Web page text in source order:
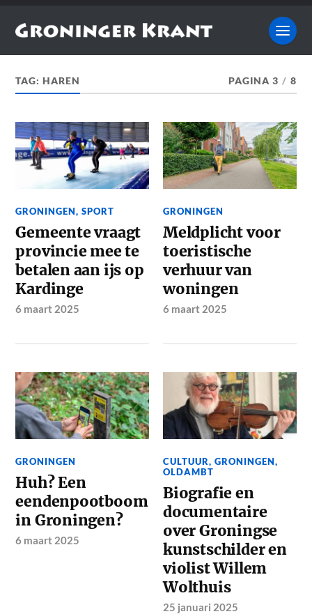
TAG:HAREN PAGINA 3 / 8
GRONINGEN,SPORT
Gemeente vraagt
provincie mee te
betalen aan ijs op
Kardinge
6 maart 2025
GRONINGEN
Meldplicht voor
toeristische
verhuur van
woningen
6 maart 2025
GRONINGEN
Huh? Een
eendenpootboom
in Groningen?
6 maart 2025
CULTUUR,GRONINGEN,
OLDAMBT
Biografie en
documentaire
over Groningse
kunstschilder en
violist Willem
Wolthuis
25 januari 2025